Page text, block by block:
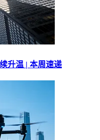
升温 | 本周速递